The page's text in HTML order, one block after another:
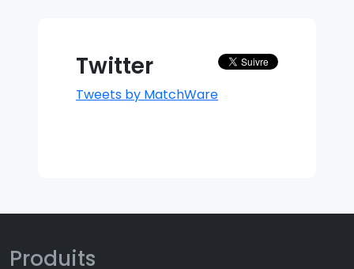
Twitter
Tweets by MatchWare
Produits